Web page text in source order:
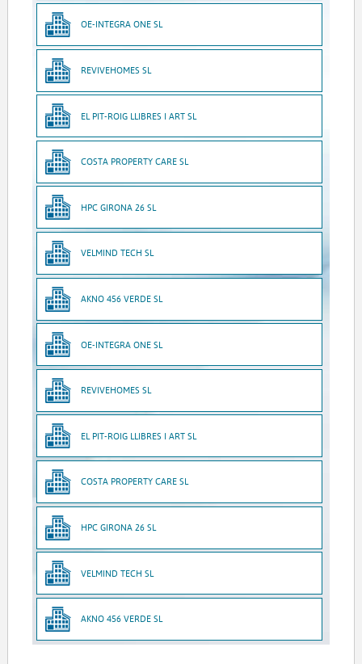
OE-INTEGRA ONE SL
REVIVEHOMES SL
EL PIT-ROIG LLIBRES I ART SL
COSTA PROPERTY CARE SL
HPC GIRONA 26 SL
VELMIND TECH SL
AKNO 456 VERDE SL
OE-INTEGRA ONE SL
REVIVEHOMES SL
EL PIT-ROIG LLIBRES I ART SL
COSTA PROPERTY CARE SL
HPC GIRONA 26 SL
VELMIND TECH SL
AKNO 456 VERDE SL